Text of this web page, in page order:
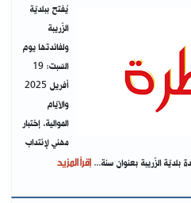
يُفتح ببلديّة
الزّريبة
ولفائدتها يوم
السّبت: 19
أفريل 2025
والأيّام
الموالية، إختبار
مهني لإنتداب
إقرأ المزيد